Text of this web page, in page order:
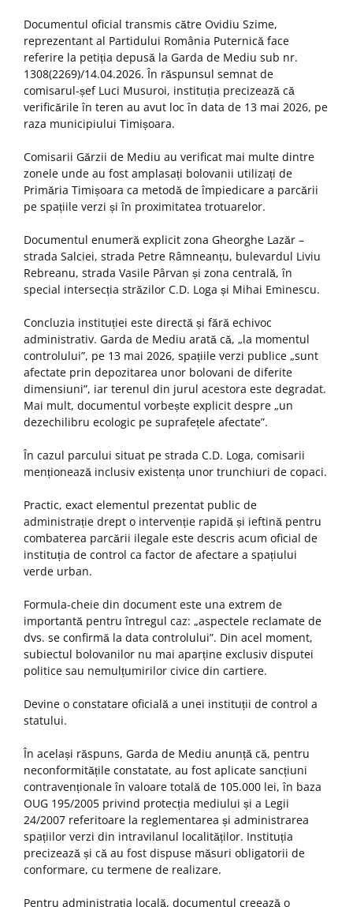
Documentul oficial transmis către Ovidiu Szime,
reprezentant al Partidului România Puternică face
referire la petiția depusă la Garda de Mediu sub nr.
1308(2269)/14.04.2026. În răspunsul semnat de
comisarul-șef Luci Musuroi, instituția precizează că
verificările în teren au avut loc în data de 13 mai 2026, pe
raza municipiului Timișoara.
Comisarii Gărzii de Mediu au verificat mai multe dintre
zonele unde au fost amplasați bolovanii utilizați de
Primăria Timișoara ca metodă de împiedicare a parcării
pe spațiile verzi și în proximitatea trotuarelor.
Documentul enumeră explicit zona Gheorghe Lazăr –
strada Salciei, strada Petre Râmneanțu, bulevardul Liviu
Rebreanu, strada Vasile Pârvan și zona centrală, în
special intersecția străzilor C.D. Loga și Mihai Eminescu.
Concluzia instituției este directă și fără echivoc
administrativ. Garda de Mediu arată că, „la momentul
controlului”, pe 13 mai 2026, spațiile verzi publice „sunt
afectate prin depozitarea unor bolovani de diferite
dimensiuni”, iar terenul din jurul acestora este degradat.
Mai mult, documentul vorbește explicit despre „un
dezechilibru ecologic pe suprafețele afectate”.
În cazul parcului situat pe strada C.D. Loga, comisarii
menționează inclusiv existența unor trunchiuri de copaci.
Practic, exact elementul prezentat public de
administrație drept o intervenție rapidă și ieftină pentru
combaterea parcării ilegale este descris acum oficial de
instituția de control ca factor de afectare a spațiului
verde urban.
Formula-cheie din document este una extrem de
importantă pentru întregul caz: „aspectele reclamate de
dvs. se confirmă la data controlului”. Din acel moment,
subiectul bolovanilor nu mai aparține exclusiv disputei
politice sau nemulțumirilor civice din cartiere.
Devine o constatare oficială a unei instituții de control a
statului.
În același răspuns, Garda de Mediu anunță că, pentru
neconformitățile constatate, au fost aplicate sancțiuni
contravenționale în valoare totală de 105.000 lei, în baza
OUG 195/2005 privind protecția mediului și a Legii
24/2007 referitoare la reglementarea și administrarea
spațiilor verzi din intravilanul localităților. Instituția
precizează și că au fost dispuse măsuri obligatorii de
conformare, cu termene de realizare.
Pentru administrația locală, documentul creează o